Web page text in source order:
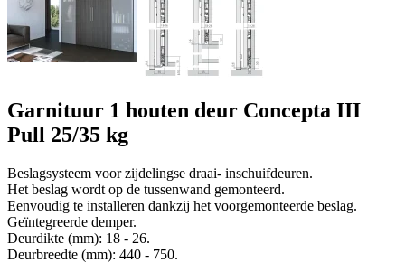
Garnituur 1 houten deur Concepta III
Pull 25/35 kg
Beslagsysteem voor zijdelingse draai- inschuifdeuren.
Het beslag wordt op de tussenwand gemonteerd.
Eenvoudig te installeren dankzij het voorgemonteerde beslag.
Geïntegreerde demper.
Deurdikte (mm): 18 - 26.
Deurbreedte (mm): 440 - 750.